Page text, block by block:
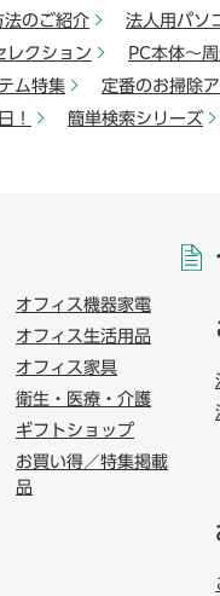
のご紹介
法人用パソ
レクション
PC本体～
ム特集
定番のお掃除
！
簡単検索シリーズ
オフィス機器家電
オフィス生活用品
オフィス家具
衛生・医療・介護
ギフトショップ
お買い得／特集掲載
品